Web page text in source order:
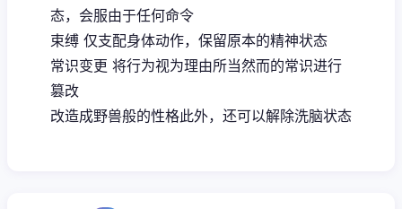
态，会服由于任何命令
束缚 仅支配身体动作，保留原本的精神状态
常识变更 将行为视为理由所当然而的常识进行
篡改
改造成野兽般的性格此外，还可以解除洗脑状态